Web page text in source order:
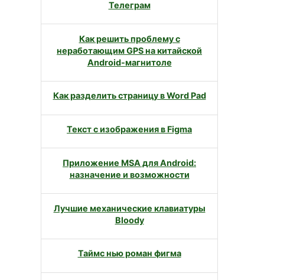
Телеграм
Как решить проблему с
неработающим GPS на китайской
Android-магнитоле
Как разделить страницу в Word Pad
Текст с изображения в Figma
Приложение MSA для Android:
назначение и возможности
Лучшие механические клавиатуры
Bloody
Таймс нью роман фигма